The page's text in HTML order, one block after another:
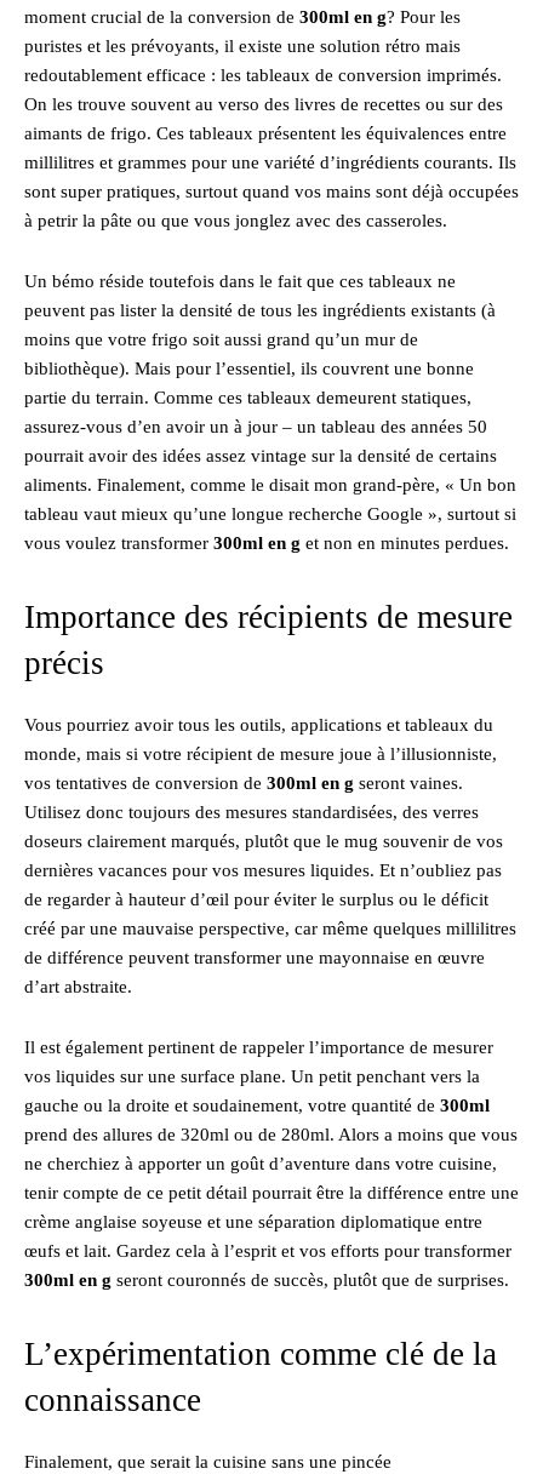
moment crucial de la conversion de 300ml en g? Pour les
puristes et les prévoyants, il existe une solution rétro mais
redoutablement efficace : les tableaux de conversion imprimés.
On les trouve souvent au verso des livres de recettes ou sur des
aimants de frigo. Ces tableaux présentent les équivalences entre
millilitres et grammes pour une variété d’ingrédients courants. Ils
sont super pratiques, surtout quand vos mains sont déjà occupées
à petrir la pâte ou que vous jonglez avec des casseroles.
Un bémo réside toutefois dans le fait que ces tableaux ne
peuvent pas lister la densité de tous les ingrédients existants (à
moins que votre frigo soit aussi grand qu’un mur de
bibliothèque). Mais pour l’essentiel, ils couvrent une bonne
partie du terrain. Comme ces tableaux demeurent statiques,
assurez-vous d’en avoir un à jour – un tableau des années 50
pourrait avoir des idées assez vintage sur la densité de certains
aliments. Finalement, comme le disait mon grand-père, « Un bon
tableau vaut mieux qu’une longue recherche Google », surtout si
vous voulez transformer 300ml en g et non en minutes perdues.
Importance des récipients de mesure
précis
Vous pourriez avoir tous les outils, applications et tableaux du
monde, mais si votre récipient de mesure joue à l’illusionniste,
vos tentatives de conversion de 300ml en g seront vaines.
Utilisez donc toujours des mesures standardisées, des verres
doseurs clairement marqués, plutôt que le mug souvenir de vos
dernières vacances pour vos mesures liquides. Et n’oubliez pas
de regarder à hauteur d’œil pour éviter le surplus ou le déficit
créé par une mauvaise perspective, car même quelques millilitres
de différence peuvent transformer une mayonnaise en œuvre
d’art abstraite.
Il est également pertinent de rappeler l’importance de mesurer
vos liquides sur une surface plane. Un petit penchant vers la
gauche ou la droite et soudainement, votre quantité de 300ml
prend des allures de 320ml ou de 280ml. Alors a moins que vous
ne cherchiez à apporter un goût d’aventure dans votre cuisine,
tenir compte de ce petit détail pourrait être la différence entre une
crème anglaise soyeuse et une séparation diplomatique entre
œufs et lait. Gardez cela à l’esprit et vos efforts pour transformer
300ml en g seront couronnés de succès, plutôt que de surprises.
L’expérimentation comme clé de la
connaissance
Finalement, que serait la cuisine sans une pincée